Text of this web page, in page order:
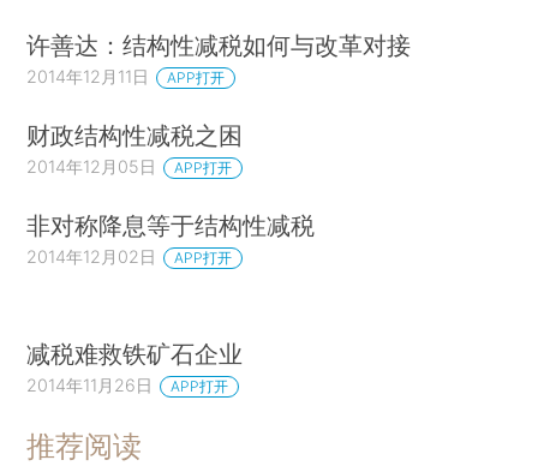
许善达：结构性减税如何与改革对接
2014年12月11日 APP打开
财政结构性减税之困
2014年12月05日 APP打开
非对称降息等于结构性减税
2014年12月02日 APP打开
减税难救铁矿石企业
2014年11月26日 APP打开
推荐阅读